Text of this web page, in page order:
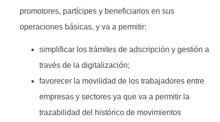
promotores, partícipes y beneficiarios en sus
operaciones básicas, y va a permitir:
simplificar los trámites de adscripción y gestión a
través de la digitalización;
favorecer la movilidad de los trabajadores entre
empresas y sectores ya que va a permitir la
trazabilidad del histórico de movimientos